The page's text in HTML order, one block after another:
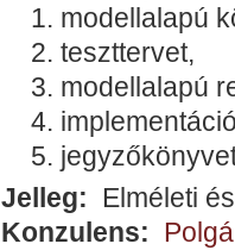
modellalapú
teszttervet,
modellalapú
Jelleg:
Elméleti
Konzulens: